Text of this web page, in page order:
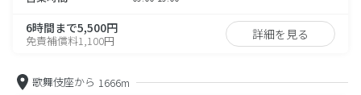
6時間まで5,500円
免責補償料1,100円 詳細を見る
歌舞伎座から 1666m